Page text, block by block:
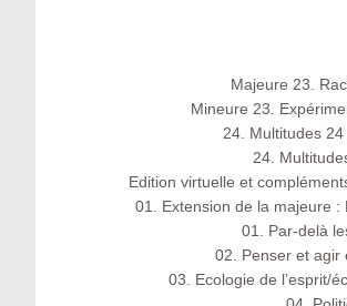
Majeure 23.
Mineure 23.
24. Multitudes 24
24.
Edition virtuelle et
01. Extension de la majeure :
01. Par-delà
02. Penser et agir
03. Ecologie de l’esprit/